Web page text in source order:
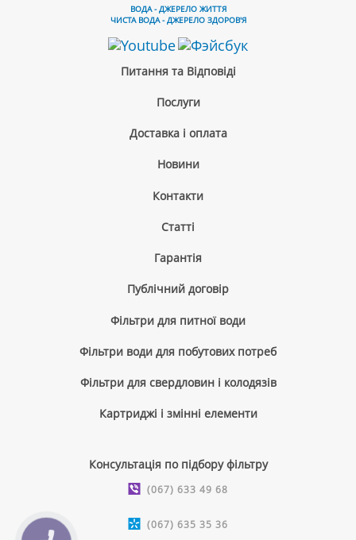
ВОДА - ДЖЕРЕЛО ЖИТТЯ
ЧИСТА ВОДА - ДЖЕРЕЛО ЗДОРОВ'Я
Питання та Відповіді
Послуги
Доставка і оплата
Новини
Контакти
Cтатті
Гарантія
Публічний договір
Фільтри для питної води
Фільтри води для побутових потреб
Фільтри для свердловин і колодязів
Картриджі і змінні елементи
Консультація по підбору фільтру
(067) 633 49 68
(067) 635 35 36